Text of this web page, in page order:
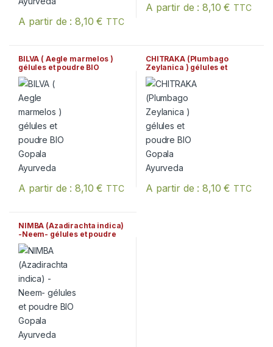
A partir de :8,10€ TTC
A partir de :8,10€ TTC
BILVA ( Aegle marmelos )
gélules et poudre BIO
Gopala Ayurveda
A partir de :8,10€ TTC
CHITRAKA (Plumbago
Zeylanica ) gélules et
poudre BIO Gopala
Ayurveda
A partir de :8,10€ TTC
NIMBA (Azadirachta indica)
-Neem- gélules et poudre
BIO Gopala Ayurveda